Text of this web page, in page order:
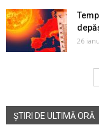
26
ȘTIRI DE ULTIMĂ ORĂ